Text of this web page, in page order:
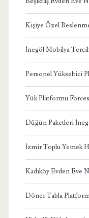
Kişiye Özel
İnegöl Mobilya Tercih
Personel Yükseltici
Yük Platformu
Düğün Paketleri
İzmir Toplu Yemek
Kadıköy Evden Eve
Döner Tabla